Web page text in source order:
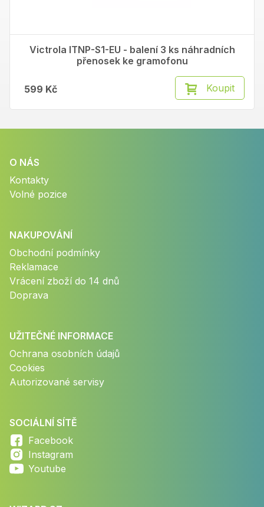
Victrola ITNP-S1-EU - balení 3 ks náhradních
přenosek ke gramofonu
599 Kč Koupit
O NÁS
Kontakty
Volné pozice
NAKUPOVÁNÍ
Obchodní podmínky
Reklamace
Vrácení zboží do 14 dnů
Doprava
UŽITEČNÉ INFORMACE
Ochrana osobních údajů
Cookies
Autorizované servisy
SOCIÁLNÍ SÍTĚ
Facebook
Instagram
Youtube